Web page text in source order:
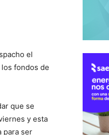
el
fondos de
que se
y esta
para ser